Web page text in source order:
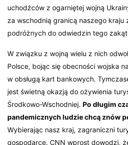
uchodźców z ogarniętej wojną
za wschodnią granicą naszego kraju
podróżnych do odwiedzin tego
W związku z wojną wielu z nich
Polsce, bojąc się obecności wojska
w obsługą kart bankowych.
jest świetną okazją do ożywienia
Środkowo-Wschodniej.Po długim
pandemicznych ludzie chcą znów
Wybierając nasz kraj, zagraniczni
gospodarce. CNN wprost dowodzi,